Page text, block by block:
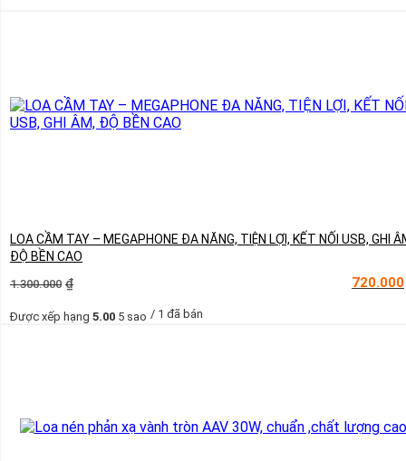
LOA CẦM TAY – MEGAPHONE ĐA NĂNG, TIỆN LỢI, KẾT NỐI USB, GHI
ĐỘ BỀN CAO
1.300.000 ₫Giá
là:
720.000
Giá
tại
Được xếp hạng 5.00 5 sao / 1 đã bán